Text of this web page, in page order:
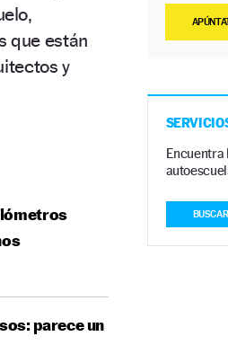
que están
y
parece un
Encuentra
BUSCAR